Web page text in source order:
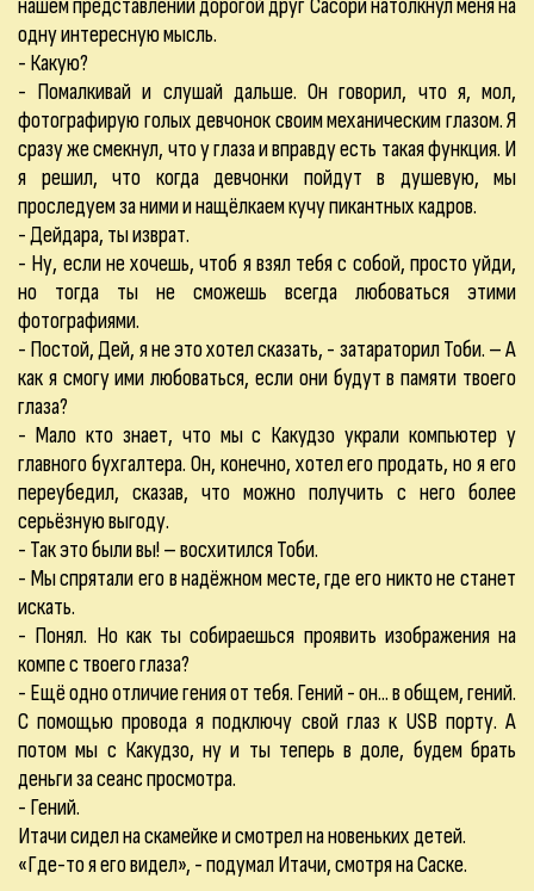
нашем представлении дорогой друг Сасори натолкнул меня на
одну интересную мысль.
- Какую?
- Помалкивай и слушай дальше. Он говорил, что я, мол,
фотографирую голых девчонок своим механическим глазом. Я
сразу же смекнул, что у глаза и вправду есть такая функция. И
я решил, что когда девчонки пойдут в душевую, мы
проследуем за ними и нащёлкаем кучу пикантных кадров.
- Дейдара, ты изврат.
- Ну, если не хочешь, чтоб я взял тебя с собой, просто уйди,
но тогда ты не сможешь всегда любоваться этими
фотографиями.
- Постой, Дей, я не это хотел сказать, - затараторил Тоби. – А
как я смогу ими любоваться, если они будут в памяти твоего
глаза?
- Мало кто знает, что мы с Какудзо украли компьютер у
главного бухгалтера. Он, конечно, хотел его продать, но я его
переубедил, сказав, что можно получить с него более
серьёзную выгоду.
- Так это были вы! – восхитился Тоби.
- Мы спрятали его в надёжном месте, где его никто не станет
искать.
- Понял. Но как ты собираешься проявить изображения на
компе с твоего глаза?
- Ещё одно отличие гения от тебя. Гений - он... в общем, гений.
С помощью провода я подключу свой глаз к USB порту. А
потом мы с Какудзо, ну и ты теперь в доле, будем брать
деньги за сеанс просмотра.
- Гений.
Итачи сидел на скамейке и смотрел на новеньких детей.
«Где-то я его видел», - подумал Итачи, смотря на Саске.